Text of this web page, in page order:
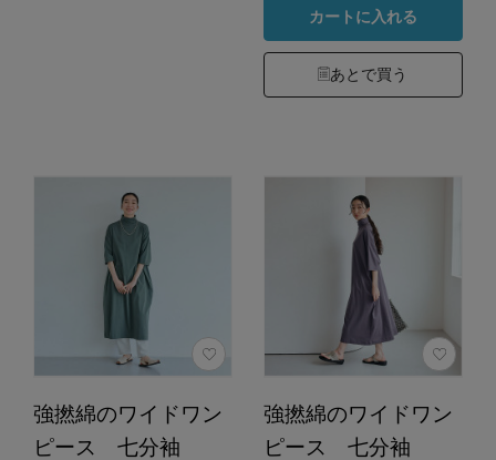
カートに入れる
あとで買う
強撚綿のワイドワン
ピース 七分袖
強撚綿のワイドワン
ピース 七分袖